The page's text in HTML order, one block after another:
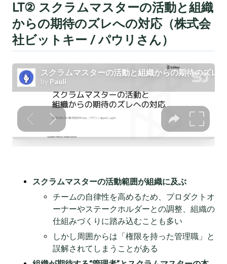
LT② スクラムマスターの活動と組織
からの期待のズレへの対応（株式会
社ビットキー / パウリさん）
スクラムマスターの活動範囲が組織に及ぶ
チームの自律性を高めるため、プロダクトオ
ーナーやステークホルダーとの調整、組織の
仕組みづくりに踏み込むことも多い
しかし周囲からは「権限を持った管理職」と
誤解されてしまうことがある